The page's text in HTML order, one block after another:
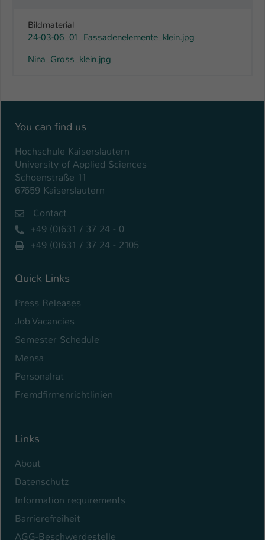
Bildmaterial
24-03-06_01_Fassadenelemente_klein.jpg
Nina_Gross_klein.jpg
You can find us
Hochschule Kaiserslautern
University of Applied Sciences
Schoenstraße 11
67659 Kaiserslautern
Contact
+49 (0)631 / 37 24 - 0
+49 (0)631 / 37 24 - 2105
Quick Links
Press Releases
Job Vacancies
Semester Schedule
Mensa
Personalrat
Fremdfirmenrichtlinien
Links
About
Datenschutz
Information requirements
Barrierefreiheit
AGG-Beschwerdestelle